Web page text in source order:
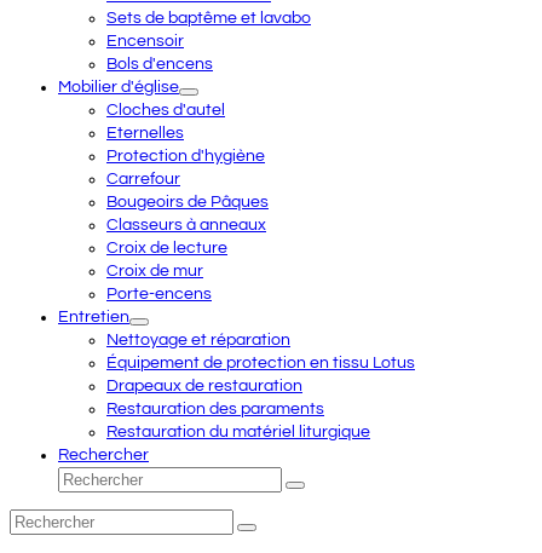
Sets de baptême et lavabo
Encensoir
Bols d'encens
Mobilier d'église
Cloches d'autel
Eternelles
Protection d'hygiène
Carrefour
Bougeoirs de Pâques
Classeurs à anneaux
Croix de lecture
Croix de mur
Porte-encens
Entretien
Nettoyage et réparation
Équipement de protection en tissu Lotus
Drapeaux de restauration
Restauration des paraments
Restauration du matériel liturgique
Rechercher
Rechercher
Envoyer
Rechercher
Envoyer